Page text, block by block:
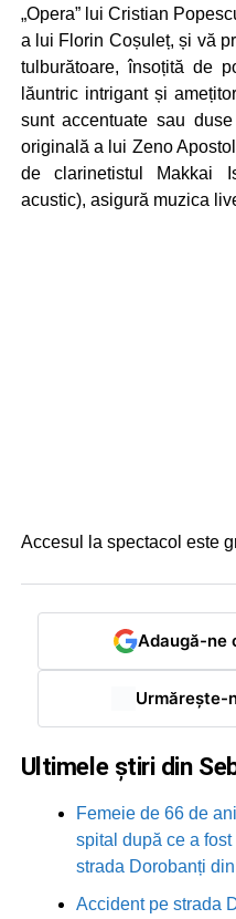
„Opera” lui Cristian
a lui Florin Coșuleț, și vă
tulburătoare, însoțită de
lăuntric intrigant și
sunt accentuate sau
originală a lui Zeno
de clarinetistul Makkai
acustic), asigură muzica
Accesul la spectacol este
Adaugă-ne
Urmărește-
Ultimele știri din
Femeie de 66 de
spital după ce a
strada Dorobanți
Accident pe strada